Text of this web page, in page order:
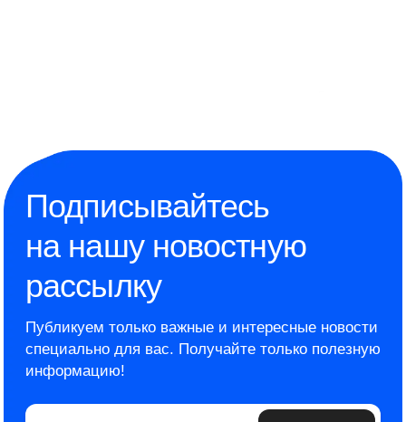
Подписывайтесь
на нашу новостную
рассылку
Публикуем только важные и интересные новости
специально для вас. Получайте только полезную
информацию!